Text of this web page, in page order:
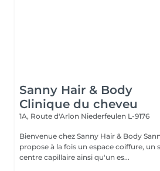
Sanny Hair & Body
Clinique du cheveu
1A, Route d'Arlon Niederfeulen L-9176
Bienvenue chez Sanny Hair & Body Sanny Hair & Body vous
propose à la fois un espace coiffure, un
centre capillaire ainsi qu'un es...